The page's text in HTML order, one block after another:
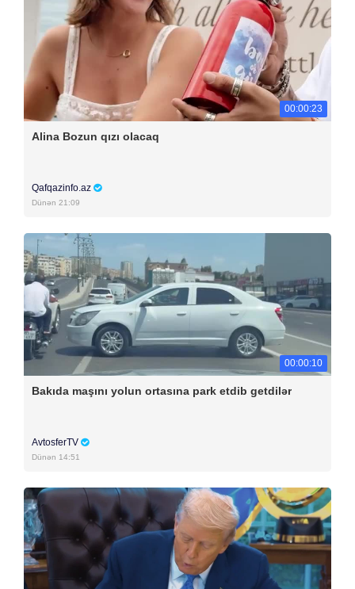
00:00:23
Alina Bozun qızı olacaq
Qafqazinfo.az
Dünən 21:09
00:00:10
Bakıda maşını yolun ortasına park etdib getdilər
AvtosferTV
Dünən 14:51